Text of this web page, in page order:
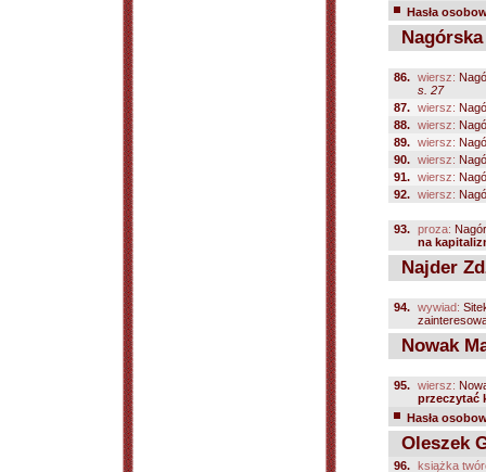
Hasła
86. wiersz:
s. 27
87. wiersz:
88. wiersz:
89. wiersz:
90. wiersz:
91. wiersz:
92. wiersz:
93. proza:
na
Najder
94. wywiad:
Nowak
95. wiersz:
przeczytać
Hasła
Oleszek
96. książka